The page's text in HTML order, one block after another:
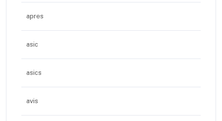
apres
asic
asics
avis